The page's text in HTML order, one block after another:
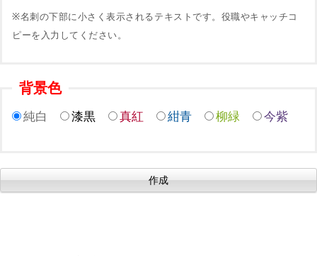
※名刺の下部に小さく表示されるテキストです。役職やキャッチコ
ピーを入力してください。
背景色
純白 漆黒 真紅 紺青 柳緑 今紫